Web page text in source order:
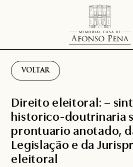
VOLTAR
Direito eleitoral: –
historico-doutrinaria
prontuario anotado,
Legislação e da
eleitoral